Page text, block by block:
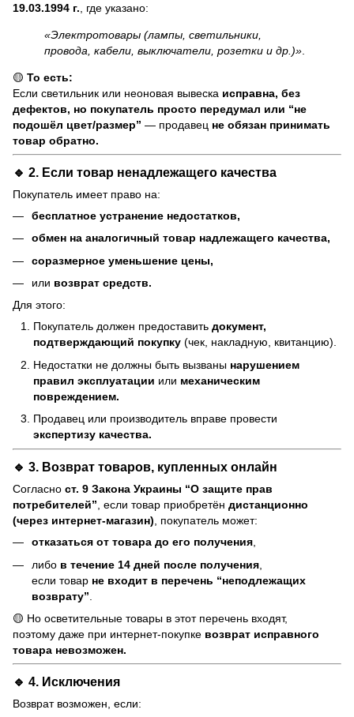
19.03.1994 г. , где указано:
«Электротовары (лампы, светильники,
провода, кабели, выключатели, розетки и др.)»
🟡 То есть:
Если светильник или неоновая вывеска исправна, без
дефектов, но покупатель просто передумал или “не
подошёл цвет/размер” — продавец не обязан принимать
товар обратно.
🔹 2. Если товар ненадлежащего качества
Покупатель имеет право на:
бесплатное устранение недостатков,
обмен на аналогичный товар надлежащего качества,
соразмерное уменьшение цены,
или возврат средств.
Для этого:
Покупатель должен предоставить документ,
подтверждающий покупку (чек, накладную, квитанцию).
Недостатки не должны быть вызваны нарушением
правил эксплуатации или механическим
повреждением.
Продавец или производитель вправе провести
экспертизу качества.
🔹 3. Возврат товаров, купленных онлайн
Согласно ст. 9 Закона Украины “О защите прав
потребителей”, если товар приобретён дистанционно
(через интернет-магазин), покупатель может:
отказаться от товара до его получения,
либо в течение 14 дней после получения
если товар не входит в перечень “неподлежащих
возврату”
🟡 Но осветительные товары в этот перечень входят,
поэтому даже при интернет-покупке возврат исправного
товара невозможен.
🔹 4. Исключения
Возврат возможен, если: